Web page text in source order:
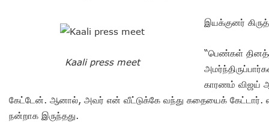
Kaali press meet
இயக்குனர்
“பெண்கள்
காரணம் விஜய்
கேட்டேன். ஆனால், அவர் என் வீட்டுக்கே வந்து கதையைக் கேட்டார்.
நன்றாக இருந்தது.